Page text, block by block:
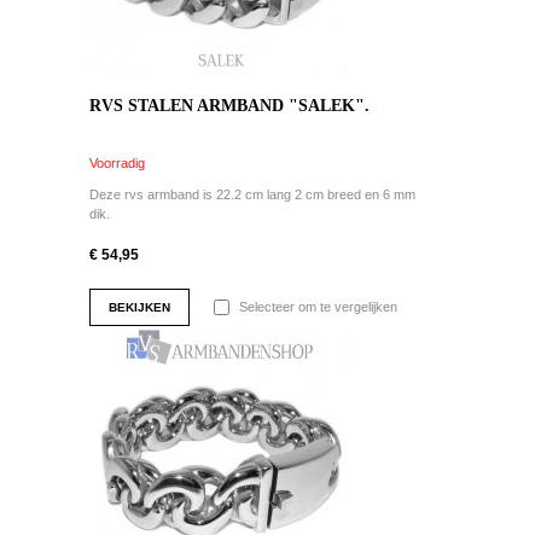
RVS STALEN ARMBAND "SALEK".
Voorradig
Deze rvs armband is 22.2 cm lang 2 cm breed en 6 mm
dik.
€ 54,95
BEKIJKEN Selecteer om te vergelijken